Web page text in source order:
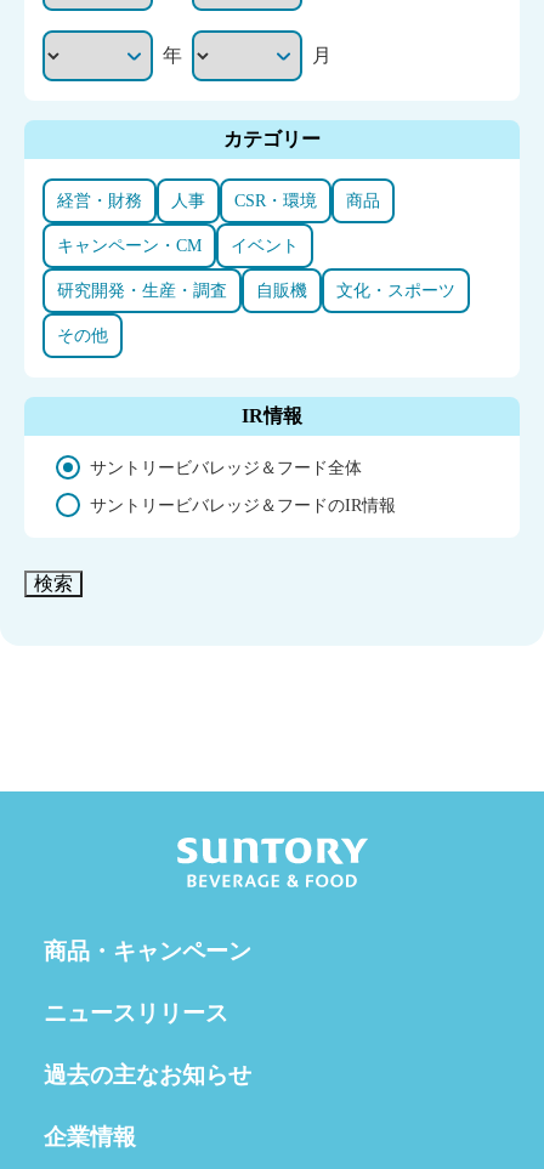
年 月
カテゴリー
経営・財務 人事 CSR・環境 商品
キャンペーン・CM イベント
研究開発・生産・調査 自販機 文化・スポーツ
その他
IR情報
サントリービバレッジ＆フード全体
サントリービバレッジ＆フードのIR情報
検索
商品・キャンペーン
ニュースリリース
過去の主なお知らせ
企業情報